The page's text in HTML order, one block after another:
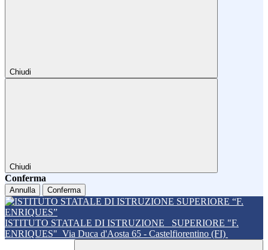
Chiudi
Chiudi
Conferma
Annulla Conferma
ISTITUTO STATALE DI ISTRUZIONE
SUPERIORE "F.
ENRIQUES" Via Duca d'Aosta 65 - Castelfiorentino (FI)